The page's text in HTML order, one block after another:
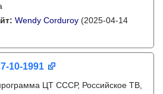
Wendy Corduroy (2025-04-14
10-1991
ЦТ СССР, Российское ТВ,